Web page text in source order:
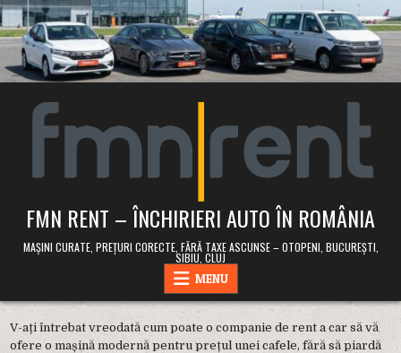
Skip
to
content
FMN RENT – ÎNCHIRIERI AUTO ÎN ROMÂNIA
MAȘINI CURATE, PREȚURI CORECTE, FĂRĂ TAXE ASCUNSE – OTOPENI, BUCUREȘTI,
SIBIU, CLUJ
MENU
V-ați întrebat vreodată cum poate o companie de rent a car să vă
ofere o mașină modernă pentru prețul unei cafele, fără să piardă